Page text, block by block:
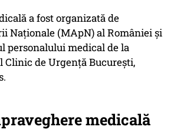
a fost organizată de
Naționale (MApN) al României și
personalului medical de la
Clinic de Urgență București,
medicală